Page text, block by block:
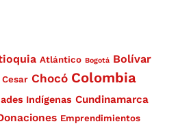
Atlántico Bogotá Bolívar
Cesar Chocó Colombia
Indígenas Cundinamarca
Emprendimientos